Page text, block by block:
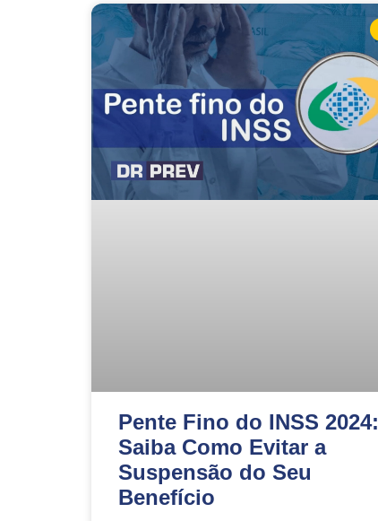
Pente Fino do INSS 2024:
Saiba Como Evitar a
Suspensão do Seu
Benefício